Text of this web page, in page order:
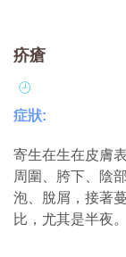
疥瘡
症狀:
寄生在生在皮膚
周圍、胯下、陰
泡、脫屑，接著
比，尤其是半夜。